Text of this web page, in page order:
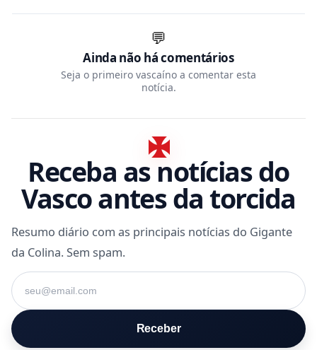
💬
Ainda não há comentários
Seja o primeiro vascaíno a comentar esta
notícia.
Receba as notícias do
Vasco antes da torcida
Resumo diário com as principais notícias do Gigante
da Colina. Sem spam.
Seu e-mail
Receber